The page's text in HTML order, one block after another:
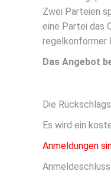
Zwei Parteien
eine Partei das
regelkonformer
Das Angebot
Die
Es wird ein
Anmeldungen